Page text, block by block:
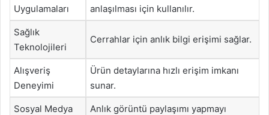
Uygulamaları
anlaşılması için kullanılır.
Sağlık
Teknolojileri
Cerrahlar için anlık bilgi erişimi sağlar.
Alışveriş
Deneyimi
Ürün detaylarına hızlı erişim imkanı
sunar.
Sosyal Medya
Anlık görüntü paylaşımı yapmayı